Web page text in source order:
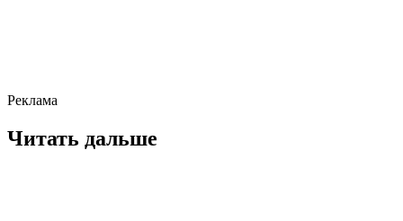
Реклама
Читать дальше